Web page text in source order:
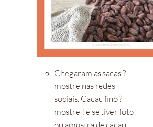
Chegaram as sacas ?
mostre nas redes
sociais. Cacau fino ?
mostre ! e se tiver foto
ou amostra de cacau